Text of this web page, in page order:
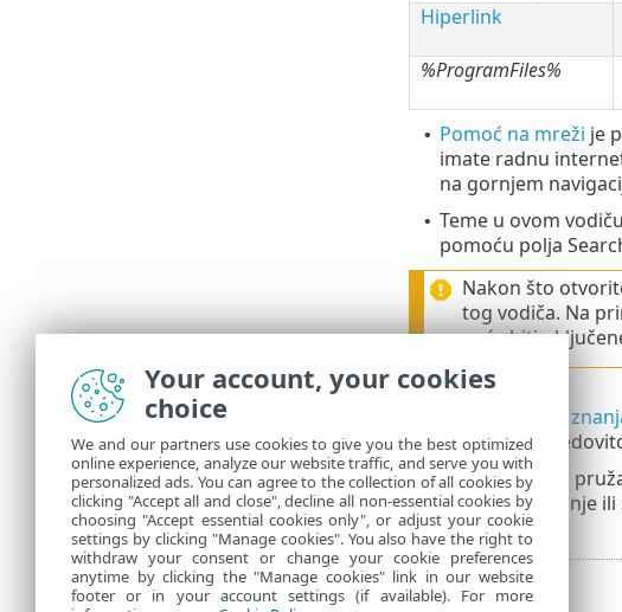
Hiperlink
%ProgramFiles%
• Pomoć na mreži je
imate radnu
na gornjem
• Teme u ovom
pomoću polja
Nakon što
tog vodiča. Na
neće biti
ESET-ova baza
znanja, koju
• ESET-ov forum
bilo kakvo pitanje ili
Your account, your cookies
choice
We and our partners use cookies to give you the best optimized
online experience, analyze our website traffic, and serve you with
personalized ads. You can agree to the collection of all cookies by
clicking "Accept all and close", decline all non-essential cookies by
choosing "Accept essential cookies only", or adjust your cookie
settings by clicking "Manage cookies". You also have the right to
withdraw your consent or change your cookie preferences
anytime by clicking the "Manage cookies" link in our website
footer or in your account settings (if available). For more